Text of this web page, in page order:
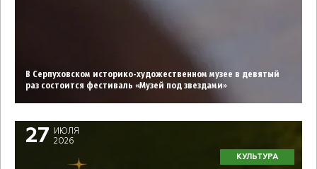
В Серпуховском историко-художественном музее в девятый
раз состоится фестиваль «Музей под звездами»
27
ИЮЛЯ
2026
КУЛЬТУРА